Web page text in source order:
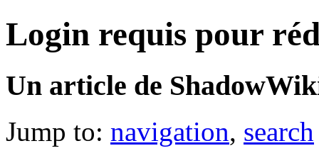
Login requis pour
Un article de
Jump to: navigation, search